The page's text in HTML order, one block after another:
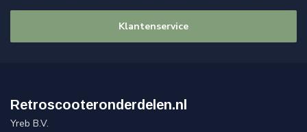
Klantenservice
Retroscooteronderdelen.nl
Yreb B.V.